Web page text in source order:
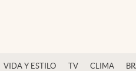
VIDA Y ESTILO TV CLIMA